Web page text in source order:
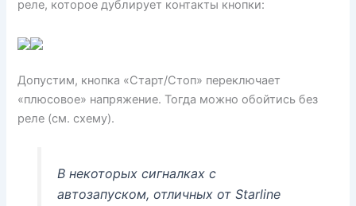
реле, которое дублирует контакты кнопки:
Допустим, кнопка «Старт/Стоп» переключает
«плюсовое» напряжение. Тогда можно обойтись без
реле (см. схему).
В некоторых сигналках с
автозапуском, отличных от Starline